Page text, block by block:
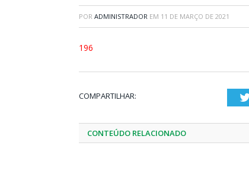
POR ADMINISTRADOR EM 11 DE MARÇO DE 2021
196
COMPARTILHAR:
CONTEÚDO RELACIONADO